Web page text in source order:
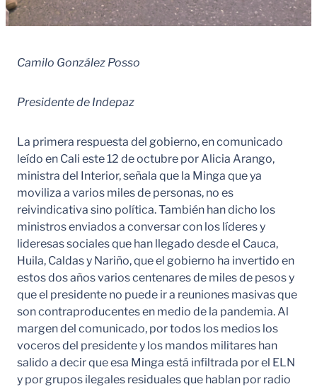
Camilo González Posso
Presidente de Indepaz
La primera respuesta del gobierno, en comunicado
leído en Cali este 12 de octubre por Alicia Arango,
ministra del Interior, señala que la Minga que ya
moviliza a varios miles de personas, no es
reivindicativa sino política. También han dicho los
ministros enviados a conversar con los líderes y
lideresas sociales que han llegado desde el Cauca,
Huila, Caldas y Nariño, que el gobierno ha invertido en
estos dos años varios centenares de miles de pesos y
que el presidente no puede ir a reuniones masivas que
son contraproducentes en medio de la pandemia. Al
margen del comunicado, por todos los medios los
voceros del presidente y los mandos militares han
salido a decir que esa Minga está infiltrada por el ELN
y por grupos ilegales residuales que hablan por radio